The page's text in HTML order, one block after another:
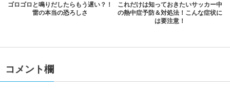
ゴロゴロと鳴りだしたらもう遅い？！
雷の本当の恐ろしさ
これだけは知っておきたいサッカー中
の熱中症予防＆対処法！こんな症状に
は要注意！
コメント欄